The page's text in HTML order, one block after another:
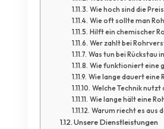
Wie hoch sind die
Wie oft sollte man
Hilft ein chemischer
Wer zahlt bei
Was tun bei Rückstau
Wie funktioniert eine
Wie lange dauert eine
Welche Technik nutzt
Wie lange hält eine
Warum riecht es aus
Unsere Dienstleistungen